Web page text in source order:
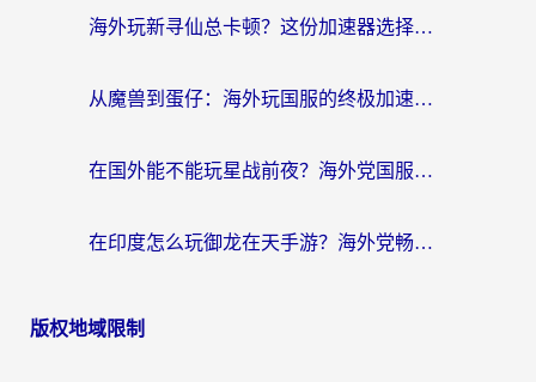
海外玩新寻仙总卡顿？这份加速器选择指南让你秒回国服流畅体验
从魔兽到蛋仔：海外玩国服的终极加速指南，找到你的专属高速通道
在国外能不能玩星战前夜？海外党国服游戏不卡顿的秘密武器在这里
在印度怎么玩御龙在天手游？海外党畅玩国服的终极生存指南
版权地域限制